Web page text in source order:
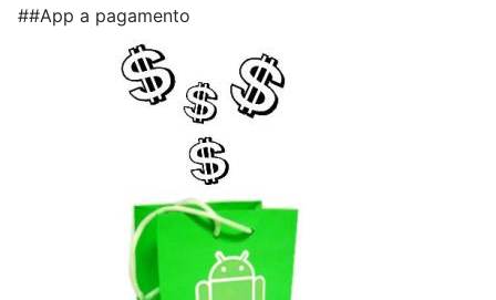
##App a pagamento